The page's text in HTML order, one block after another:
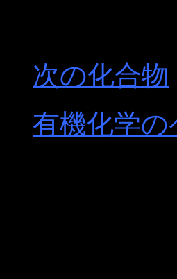
次の化合物
有機化学